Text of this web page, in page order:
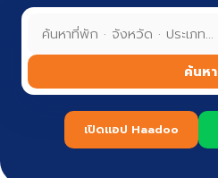
ค้นหา
เปิดแอป Haadoo